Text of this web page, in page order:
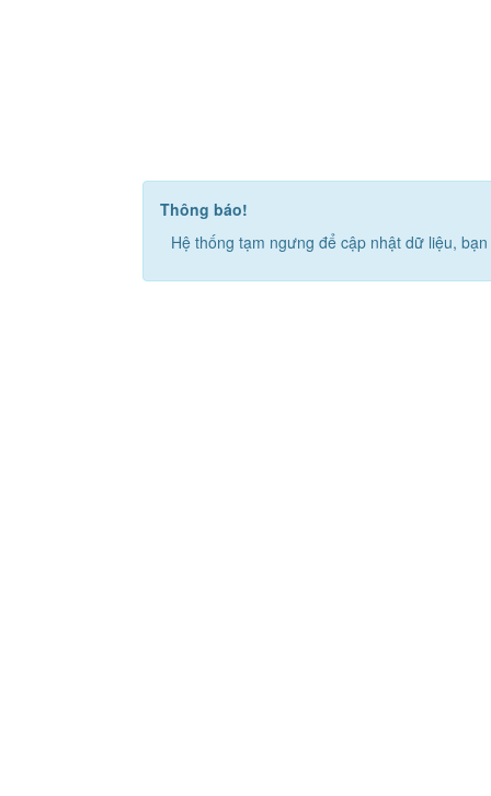
Thông báo!
Hệ thống tạm ngưng để cập nhật dữ liệu,